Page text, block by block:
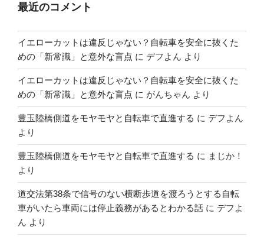
最近のコメント
イエローカットは違反じゃない？自転車を安全に抜くた
めの「新常識」と意外な盲点 に デフよん より
イエローカットは違反じゃない？自転車を安全に抜くた
めの「新常識」と意外な盲点 に がんちゃん より
豊玉陸橋側道をモヤモヤと自転車で直進する に デフよん
より
豊玉陸橋側道をモヤモヤと自転車で直進する に まじか！
より
道交法第38条で信号のない横断歩道を渡ろうとする自転
車がいたら車両には停止義務があるとわかる話 に デフよ
ん より